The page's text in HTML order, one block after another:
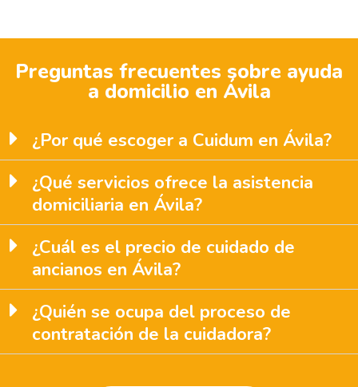
Preguntas frecuentes sobre ayuda
a domicilio en Ávila
¿Por qué escoger a Cuidum en Ávila?
¿Qué servicios ofrece la asistencia
domiciliaria en Ávila?
¿Cuál es el precio de cuidado de
ancianos en Ávila?
¿Quién se ocupa del proceso de
contratación de la cuidadora?